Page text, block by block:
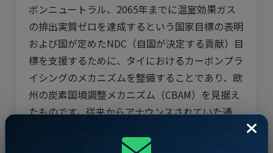
ボンニュートラル、2065年までに温室効果ガス
の排出実質ゼロを達成するという国家目標の表明
および国が定めたNDC（自国が決定する貢献）目
標を支援するために、タイにおけるカーボンプラ
イシングのメカニズムを整備することであり、欧
州の炭素国境調整メカニズム（CBAM）を見据え
たものです。従来からアナウンスされていた通
バーツに設定され、各種化石燃料に、その排出係